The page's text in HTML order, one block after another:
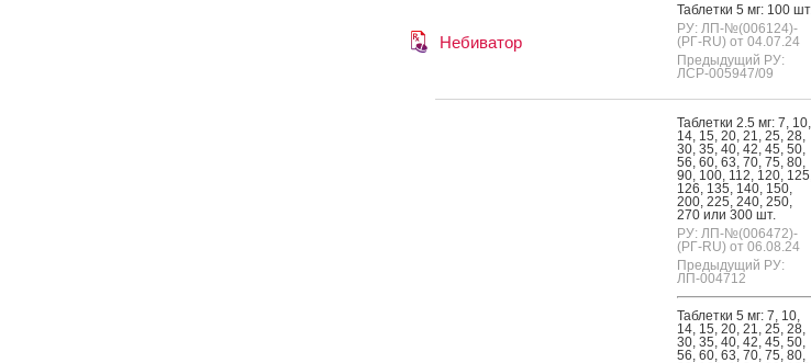
Небиватор
Таб­летки 5 мг: 100 шт.
РУ: ЛП-№(006124)-
(РГ-RU) от 04.07.24
Предыдущий РУ:
ЛСР-005947/09
Таб­летки 2.5 мг: 7, 10,
14, 15, 20, 21, 25, 28,
30, 35, 40, 42, 45, 50,
56, 60, 63, 70, 75, 80,
90, 100, 112, 120, 125,
126, 135, 140, 150,
200, 225, 240, 250,
270 или 300 шт.
РУ: ЛП-№(006472)-
(РГ-RU) от 06.08.24
Предыдущий РУ:
ЛП-004712
Таб­летки 5 мг: 7, 10,
14, 15, 20, 21, 25, 28,
30, 35, 40, 42, 45, 50,
56, 60, 63, 70, 75, 80,